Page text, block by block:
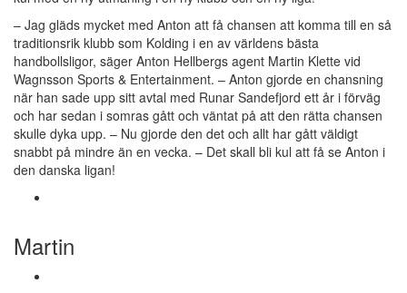
– Jag gläds mycket med Anton att få chansen att komma till en så
traditionsrik klubb som Kolding i en av världens bästa
handbollsligor, säger Anton Hellbergs agent Martin Klette vid
Wagnsson Sports & Entertainment. – Anton gjorde en chansning
när han sade upp sitt avtal med Runar Sandefjord ett år i förväg
och har sedan i somras gått och väntat på att den rätta chansen
skulle dyka upp. – Nu gjorde den det och allt har gått väldigt
snabbt på mindre än en vecka. – Det skall bli kul att få se Anton i
den danska ligan!
Martin